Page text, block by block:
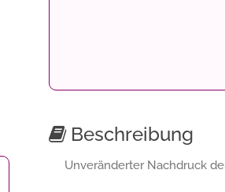
Beschreibung
Unveränderter Nachdruck